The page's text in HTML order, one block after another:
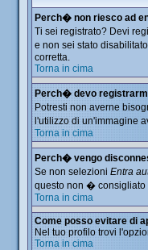
Perch� non riesco ad
Ti sei registrato? Devi
e non sei stato
corretta.
Torna in cima
Perch� devo
Potresti non averne
l'utilizzo di un'immagine
Torna in cima
Perch� vengo
Se non selezioni Entra
questo non � consigliato
Torna in cima
Come posso evitare di
Nel tuo profilo trovi
Torna in cima